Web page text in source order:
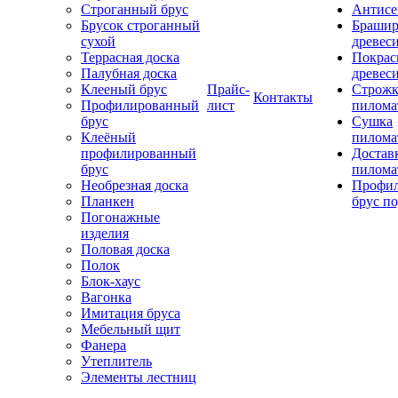
Строганный брус
Брусок строганный
сухой
Террасная доска
Палубная доска
Клееный брус
Профилированный
брус
Клеёный
профилированный
брус
Необрезная доска
Планкен
Погонажные
изделия
Половая доска
Полок
Блок-хаус
Вагонка
Имитация бруса
Мебельный щит
Фанера
Утеплитель
Элементы лестниц
Прайс-
лист
Контакты
Сушка
брус